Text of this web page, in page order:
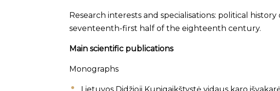
Research interests and specialisations: political
seventeenth-first half of the eighteenth century.
Main scientific publications
Monographs